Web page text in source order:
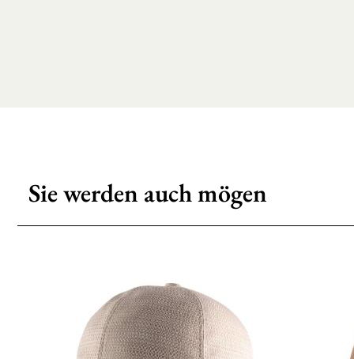
Sie werden auch mögen